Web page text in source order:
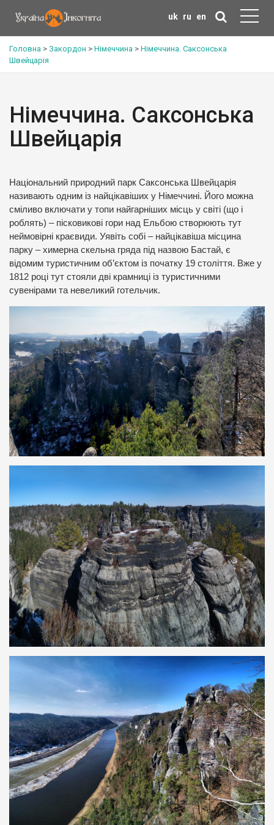
uk ru en
Головна > Закордон > Німеччина > Німеччина. Саксонська
Швейцарія
Німеччина. Саксонська
Швейцарія
Національний природний парк Саксонська Швейцарія
називають одним із найцікавіших у Німеччині. Його можна
сміливо включати у топи найгарніших місць у світі (що і
роблять) – пісковикові гори над Ельбою створюють тут
неймовірні краєвиди. Уявіть собі – найцікавіша місцина
парку – химерна скельна гряда під назвою Бастай, є
відомим туристичним об’єктом із початку 19 століття. Вже у
1812 році тут стояли дві крамниці із туристичними
сувенірами та невеликий готельчик.